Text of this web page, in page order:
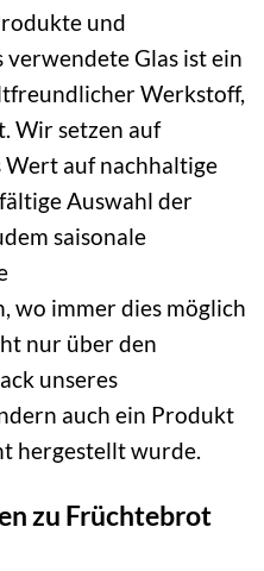
und
verwendete Glas ist ein
Werkstoff,
Wir setzen auf
Wert auf nachhaltige
Auswahl der
saisonale
wo immer dies möglich
nur über den
unseres
auch ein Produkt
hergestellt wurde.
zu Früchtebrot